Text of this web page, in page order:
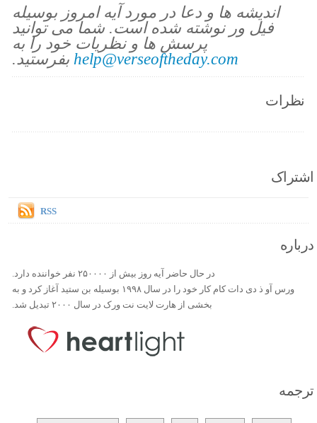
اندیشه ها و دعا در مورد آیه امروز بوسیله
فیل ور نوشته شده است. شما می توانید
پرسش ها و نظریات خود را به
help@verseoftheday.com بفرستید.
نظرات
اشتراک
RSS
درباره
در حال حاضر آیه روز بیش از ۲۵۰۰۰۰ نفر خواننده دارد.
ورس آو ذ دی دات کام کار خود را در سال ۱۹۹۸ بوسیله بن ستید آغاز کرد و به
بخشی از هارت لایت نت ورک در سال ۲۰۰۰ تبدیل شد.
ترجمه